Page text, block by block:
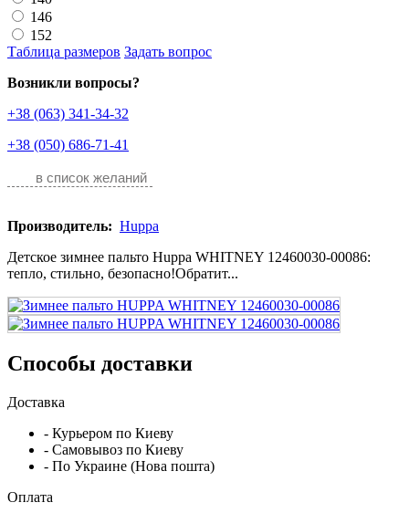
146
152
Таблица размеров Задать вопрос
Возникли вопросы?
+38 (063) 341-34-32
+38 (050) 686-71-41
в список желаний
Производитель: Huppa
Детское зимнее пальто Huppa WHITNEY 12460030-00086:
тепло, стильно, безопасно!Обратит...
Способы доставки
Доставка
- Курьером по Киеву
- Самовывоз по Киеву
- По Украине (Нова пошта)
Оплата